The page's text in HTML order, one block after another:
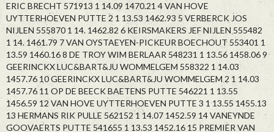
ERIC BRECHT 571913 1 14.09 1470.21 4 VAN HOVE
UYTTERHOEVEN PUTTE 2 1 13.53 1462.93 5 VERBERCK JOS
NIJLEN 555870 1 14. 1462.82 6 KEIRSMAKERS JEF NIJLEN 555482
1 14. 1461.79 7 VAN OYSTAEYEN-PICKEUR BOECHOUT 553401 1
13.59 1460.16 8 DE TROY WIM BERLAAR 548231 1 13.56 1458.06 9
GEERINCKX LUC&BART&JU WOMMELGEM 558322 1 14.03
1457.76 10 GEERINCKX LUC&BART&JU WOMMELGEM 2 1 14.03
1457.76 11 OP DE BEECK BAETENS PUTTE 546221 1 13.55
1456.59 12 VAN HOVE UYTTERHOEVEN PUTTE 3 1 13.55 1455.13
13 HERMANS RIK PULLE 562152 1 14.07 1452.59 14 VANEYNDE
GOOVAERTS PUTTE 541655 1 13.53 1452.16 15 PREMIER VAN